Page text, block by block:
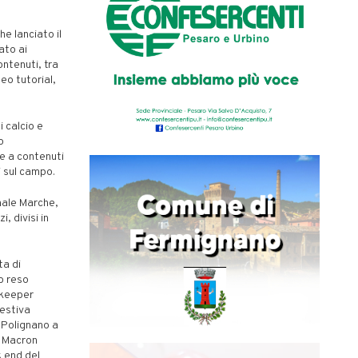
lanciato il
ai
tra
tutorial,
calcio e
a contenuti
campo.
Marche,
divisi in
di
reso
a